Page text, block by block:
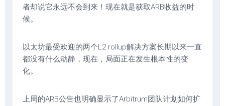
者却说它永远不会到来！现在就是获取ARB收益的时
候。
以太坊最受欢迎的两个L2 rollup解决方案长期以来一直
都没有什么动静，现在，局面正在发生根本性的变
化。
上周的ARB公告也明确显示了Arbitrum团队计划如何扩